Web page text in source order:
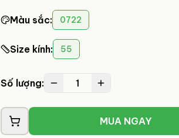
Màu sắc: 0722
Size kính: 55
Số lượng: 1
MUA NGAY